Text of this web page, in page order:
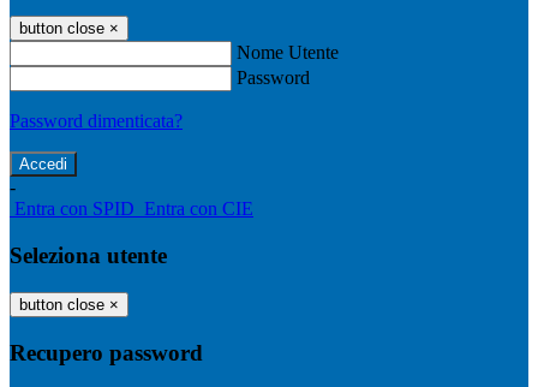
button close ×
Nome Utente
Password
Password dimenticata?
-
Entra con SPID Entra con CIE
Seleziona utente
button close ×
Recupero password